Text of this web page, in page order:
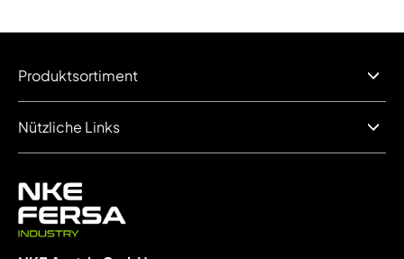
Produktsortiment
Nützliche Links